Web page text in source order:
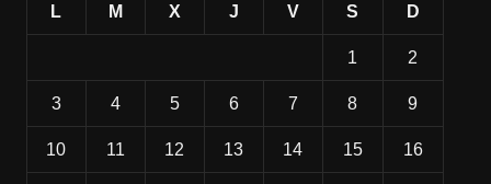
L M X J V S D
1 2
3 4 5 6 7 8 9
10 11 12 13 14 15 16